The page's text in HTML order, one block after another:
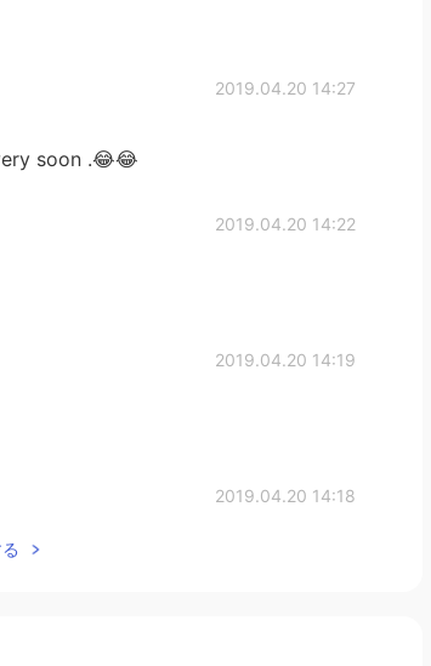
2019.04.20 14:27
soon .😂😂
2019.04.20 14:22
2019.04.20 14:19
2019.04.20 14:18
there if I visit London .